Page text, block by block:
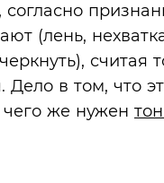
согласно
(лень,
считая
в том, что
же нужен